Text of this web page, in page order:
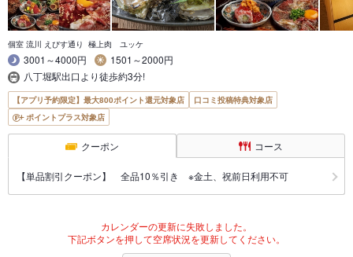
個室 流川 えびす通り 極上肉 ユッケ
3001～4000円
1501～2000円
八丁堀駅出口より徒歩約3分!
【アプリ予約限定】最大800ポイント還元対象店
口コミ投稿特典対象店
ポイントプラス対象店
クーポン コース
【単品割引クーポン】 全品10％引き ※金土、祝前日利用不可
カレンダーの更新に失敗しました。
下記ボタンを押して空席状況を更新してください。